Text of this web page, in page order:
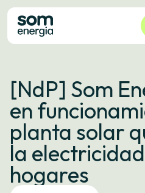
Tarifak
Zerbitzuak
Enpresak
Kooperatiba
Kontaktua
Izapideak
[NdP] Som
en
planta solar
la
hogares